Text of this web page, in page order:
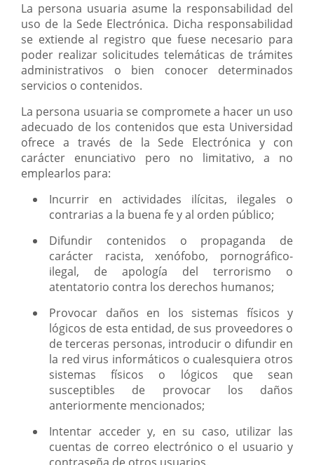
La persona usuaria asume la responsabilidad del
uso de la Sede Electrónica. Dicha responsabilidad
se extiende al registro que fuese necesario para
poder realizar solicitudes telemáticas de trámites
administrativos o bien conocer determinados
servicios o contenidos.
La persona usuaria se compromete a hacer un uso
adecuado de los contenidos que esta Universidad
ofrece a través de la Sede Electrónica y con
carácter enunciativo pero no limitativo, a no
emplearlos para:
Incurrir en actividades ilícitas, ilegales o
contrarias a la buena fe y al orden público;
Difundir contenidos o propaganda de
carácter racista, xenófobo, pornográfico-
ilegal, de apología del terrorismo o
atentatorio contra los derechos humanos;
Provocar daños en los sistemas físicos y
lógicos de esta entidad, de sus proveedores o
de terceras personas, introducir o difundir en
la red virus informáticos o cualesquiera otros
sistemas físicos o lógicos que sean
susceptibles de provocar los daños
anteriormente mencionados;
Intentar acceder y, en su caso, utilizar las
cuentas de correo electrónico o el usuario y